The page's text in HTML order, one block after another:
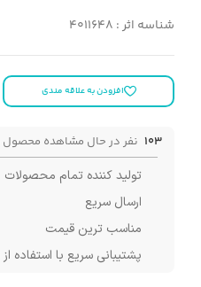
شناسه اثر : 4011648
افزودن به علاقه مندی
103 نفر در حال مشاهده
تولید کننده تمام محصولات
ارسال سریع
مناسب ترین قیمت
پشتیبانی سریع با استفاده